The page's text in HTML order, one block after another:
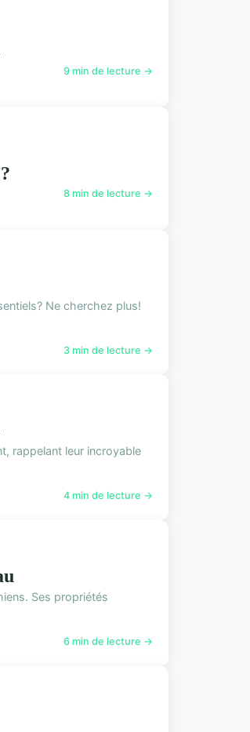
9 min de lecture →
8 min de lecture →
Ne cherchez plus!
3 min de lecture →
rappelant leur incroyable
4 min de lecture →
Ses propriétés
6 min de lecture →